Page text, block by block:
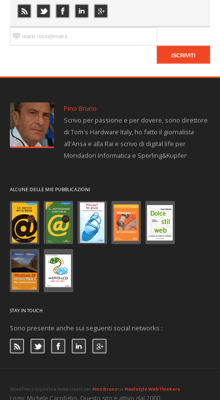
Pino Bruno
Scrivo per passione e per dovere, sono direttore
di Tom's Hardware Italy, ho fatto il giornalista
all'Ansa e alla Rai e scrivo di digital life per
Mondadori Informatica e Sperling&Kupfer
ALCUNE DELLE MIE PUBBLICAZIONI
STAY IN TOUCH
Sono presente anche sui seguenti social networks :
WordPress ospitato e tema creato perPino Brunoda Pixelstyle Web Thinkers